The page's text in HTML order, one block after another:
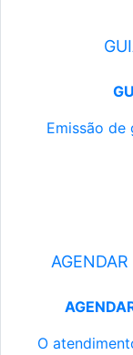
Emissão
O